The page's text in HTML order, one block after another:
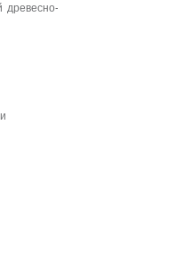
древесно-